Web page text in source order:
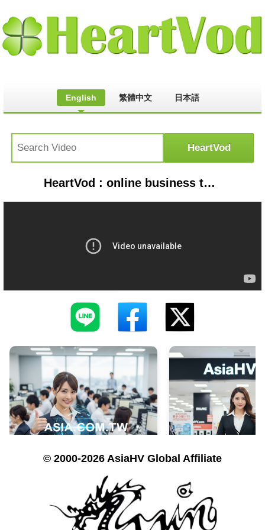
English 繁體中文 日本語
HeartVod : online business tools
© 2000-2026 AsiaHV Global Affiliate